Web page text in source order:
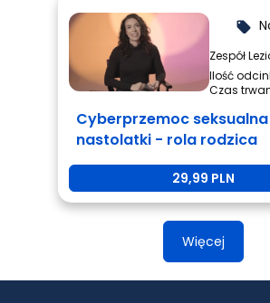
local_offer
Zespół
Ilość
Czas
Cyberprzemoc
nastolatki - rola rodzica
29,99 PLN
Więcej